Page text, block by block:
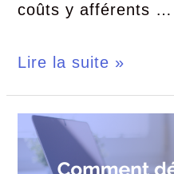
coûts y afférents …
Lire la suite »